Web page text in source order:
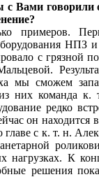
Вами говорили
примеров.
НПЗ
с грязной
мы сможем
команда к. т.
редко
он находится
главе с к. т. н.
нагрузках. К
решения